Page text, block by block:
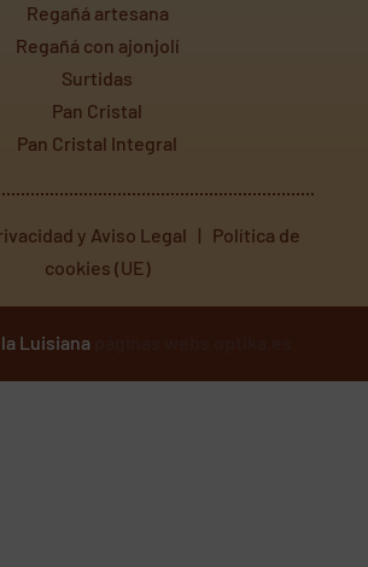
Regañá artesana
Regañá con ajonjolí
Surtidas
Pan Cristal
Pan Cristal Integral
y Aviso Legal | Política de
cookies (UE)
Luisiana